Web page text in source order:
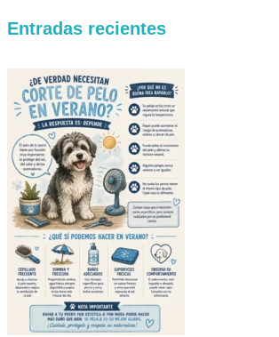
Entradas recientes